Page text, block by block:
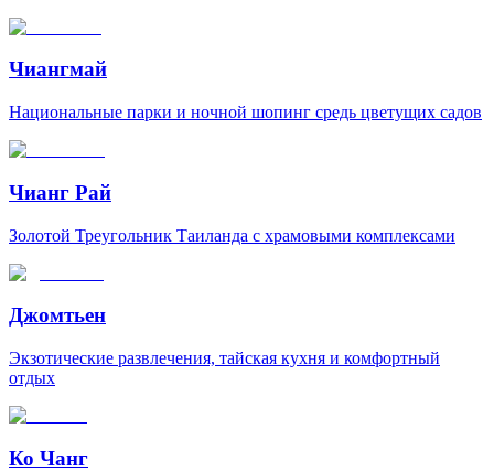
Чиангмай
Национальные парки и ночной шопинг средь цветущих садов
Чианг Рай
Золотой Треугольник Таиланда с храмовыми комплексами
Джомтьен
Экзотические развлечения, тайская кухня и комфортный
отдых
Ко Чанг